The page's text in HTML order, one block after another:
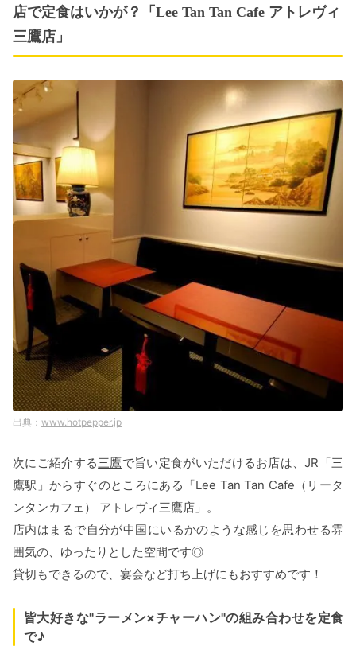
店で定食はいかが？「Lee Tan Tan Cafe アトレヴィ
三鷹店」
www.hotpepper.jp
次にご紹介する三鷹で旨い定食がいただけるお店は、JR「三
鷹駅」からすぐのところにある「Lee Tan Tan Cafe（リータ
ンタンカフェ） アトレヴィ三鷹店」。
店内はまるで自分が中国にいるかのような感じを思わせる雰
囲気の、ゆったりとした空間です◎
貸切もできるので、宴会など打ち上げにもおすすめです！
皆大好きな"ラーメン×チャーハン"の組み合わせを定食
で♪